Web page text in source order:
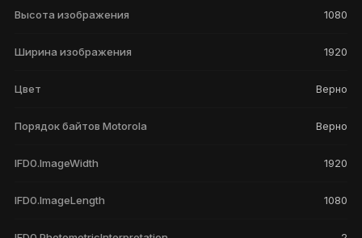
Высота изображения 1080
Ширина изображения 1920
Цвет Верно
Порядок байтов Motorola Верно
IFD0.ImageWidth 1920
IFD0.ImageLength 1080